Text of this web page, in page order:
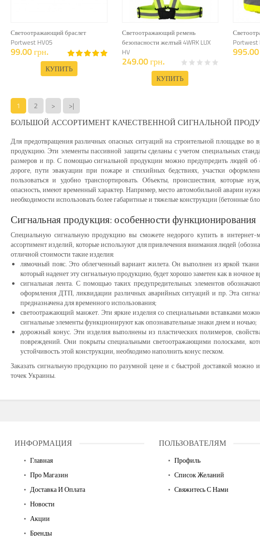
Светоотражающий браслет
Portwest HV05
99.00 грн.
КУПИТЬ
Светоотражающий ремень
безопасности желтый 4WRK LUX
HV
249.00 грн.
КУПИТЬ
Portwest
1 2 > >|
БОЛЬШОЙ АССОРТИМЕНТ КАЧЕСТВЕННОЙ СИГНАЛЬНОЙ
Для предотвращения различных опасных ситуаций на строительной площадке
продукцию. Эти элементы пассивной защиты сделаны с учетом специальных
размеров и пр. С помощью сигнальной продукции можно предупредить людей об
дороге, пути эвакуации при пожаре и стихийных бедствиях, участки
пользоваться и удобно транспортировать. Объекты, происшествия, которые
опасность, имеют временный характер. Например, место автомобильной аварии
необходимости использовать более габаритные и тяжелые конструкции (бетонные
Сигнальная продукция: особенности функционирования
Специальную сигнальную продукцию вы сможете недорого купить в
ассортимент изделий, которые используют для привлечения внимания людей
отличной стоимости такие изделия:
лямочный пояс. Это облегченный вариант жилета. Он выполнен из яркой
который наденет эту сигнальную продукцию, будет хорошо заметен как в ночное
сигнальная лента. С помощью таких предупредительных элементов
оформления ДТП, ликвидации различных аварийных ситуаций и пр. Эта
предназначена для временного использования;
светоотражающий манжет. Эти яркие изделия со специальными вставками
сигнальные элементы функционируют как опознавательные знаки днем и ночью;
дорожный конус. Эти изделия выполнены из пластических полимеров,
повреждений. Они покрыты специальными светоотражающими полосками,
устойчивость этой конструкции, необходимо наполнить конус песком.
Заказать сигнальную продукцию по разумной цене и с быстрой доставкой
точек Украины.
ИНФОРМАЦИЯ
Главная
Про Магазин
Доставка И Оплата
Новости
Акции
Бренды
ПОЛЬЗОВАТЕЛЯМ
Профиль
Список Желаний
Свяжитесь С Нами